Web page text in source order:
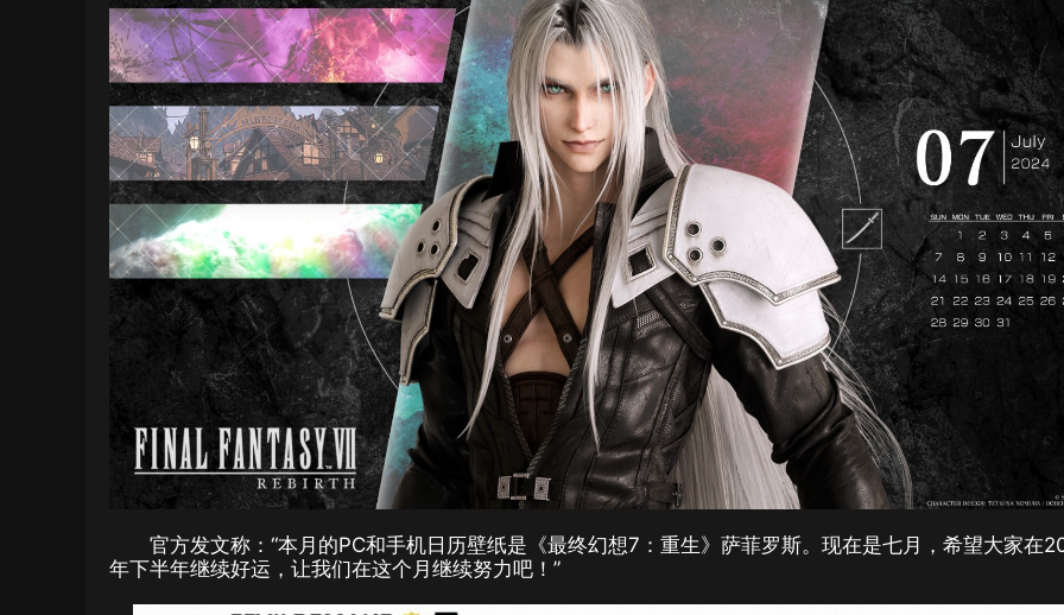
官方发文称：“本月的PC和手机日历壁纸是《最终幻想7：重生》萨菲罗斯。现在是七月，希望大家在
年下半年继续好运，让我们在这个月继续努力吧！”